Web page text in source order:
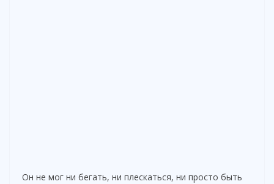
Он не мог ни бегать, ни плескаться, ни просто быть